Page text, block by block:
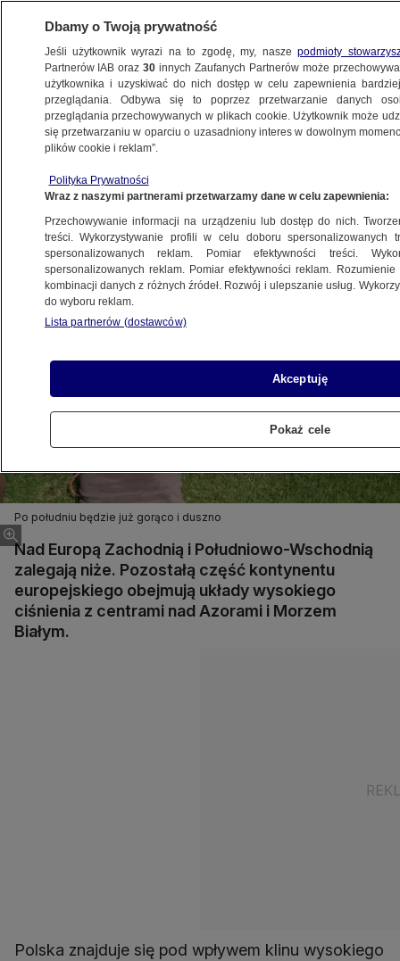
METEO
NAJNOWSZE
29.06.2011, 06:58
Udostępnij
Po południu będzie już gorąco i duszno
Nad Europą Zachodnią i Południowo-Wschodnią
zalegają niże. Pozostałą część kontynentu
europejskiego obejmują układy wysokiego
ciśnienia z centrami nad Azorami i Morzem
Białym.
Polska znajduje się pod wpływem klinu wysokiego
Dbamy o Twoją prywatność
Jeśli użytkownik wyrazi na to zgodę, my, naszepodmioty
Partnerów IAB oraz30 innych Zaufanych Partnerów może
użytkownika i uzyskiwać do nich dostęp w celu zapewnienia
przeglądania. Odbywa się to poprzez przetwarzanie danych
przeglądania przechowywanych w plikach cookie. Użytkownik może
się przetwarzaniu w oparciu o uzasadniony interes w dowolnym
plików cookie i reklam”.
Polityka Prywatności
Wraz z naszymi partnerami przetwarzamy dane w celu zapewnienia:
Przechowywanie informacji na urządzeniu lub dostęp do nich.
treści. Wykorzystywanie profili w celu doboru spersonalizowanych
spersonalizowanych reklam. Pomiar efektywności treści.
spersonalizowanych reklam. Pomiar efektywności reklam.
kombinacji danych z różnych źródeł. Rozwój i ulepszanie usług.
do wyboru reklam.
Lista partnerów (dostawców)
Akceptuję
Pokaż cele